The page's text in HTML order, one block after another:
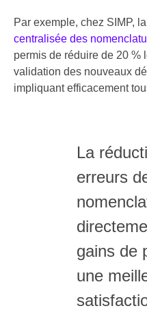
Par exemple, chez SIMP, la
centralisée des
permis de réduire de 20 %
validation des nouveaux
impliquant efficacement
La
erreurs
gains de
une